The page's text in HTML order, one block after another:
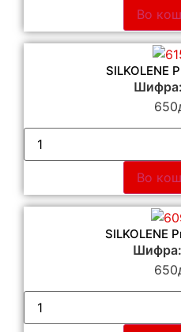
Во
SILKOLENE
650
Во
SILKOLENE
650